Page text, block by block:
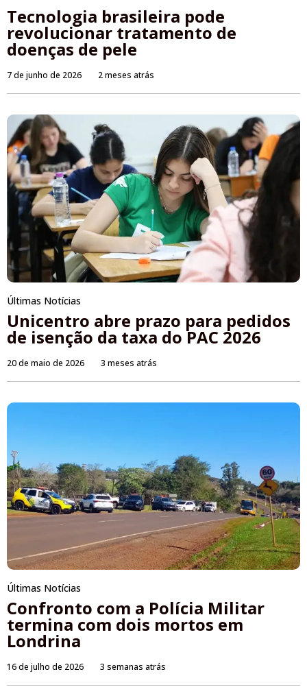
Tecnologia brasileira pode
revolucionar tratamento de
doenças de pele
7 de junho de 2026 2 meses atrás
Últimas Notícias
Unicentro abre prazo para pedidos
de isenção da taxa do PAC 2026
20 de maio de 2026 3 meses atrás
Últimas Notícias
Confronto com a Polícia Militar
termina com dois mortos em
Londrina
16 de julho de 2026 3 semanas atrás